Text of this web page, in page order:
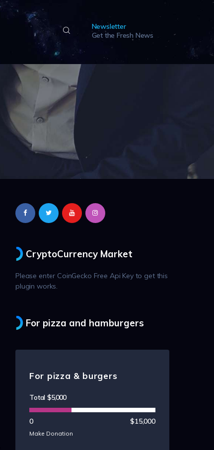
Newsletter
Get the Fresh News
CryptoCurrency Market
Please enter CoinGecko Free Api Key to get this
plugin works.
For pizza and hamburgers
For pizza & burgers
Total$5,000
0 $15,000
Make Donation